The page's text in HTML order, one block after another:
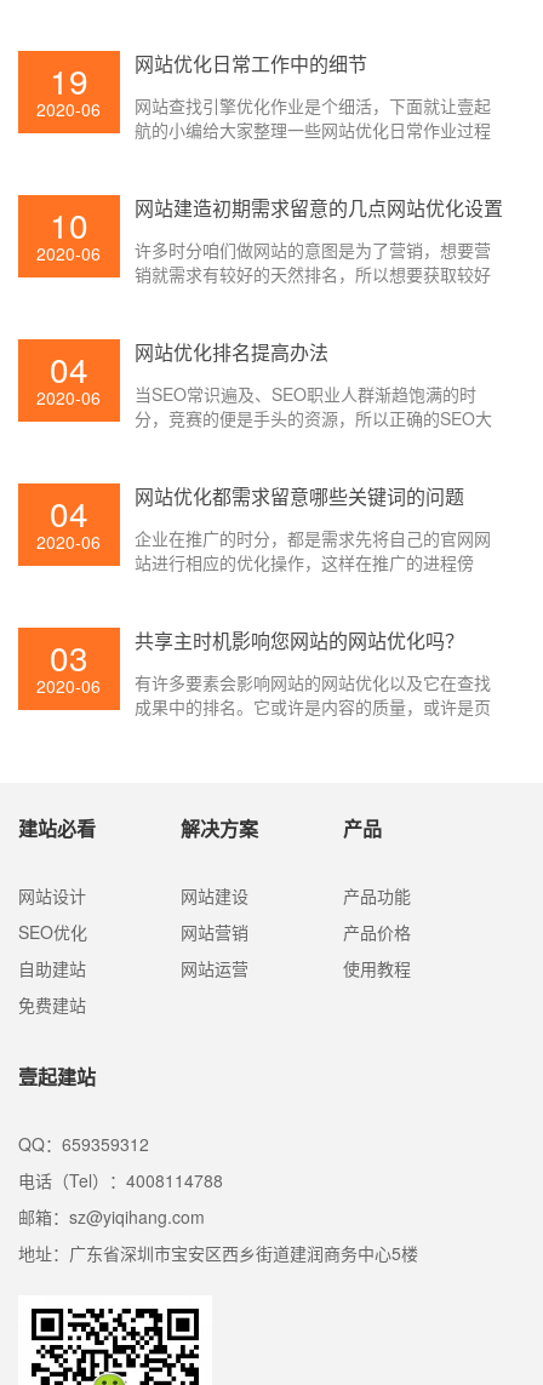
钱，下降网站跳出率，增加访客停留时刻有很大
19
2020-06
网站优化日常工作中的细节
网站查找引擎优化作业是个细活，下面就让壹起
航的小编给大家整理一些网站优化日常作业过程
10
2020-06
网站建造初期需求留意的几点网站优化设置
许多时分咱们做网站的意图是为了营销，想要营
销就需求有较好的天然排名，所以想要获取较好
站获取更好的排名。
04
2020-06
网站优化排名提高办法
当SEO常识遍及、SEO职业人群渐趋饱满的时
分，竞赛的便是手头的资源，所以正确的SEO大
04
2020-06
网站优化都需求留意哪些关键词的问题
企业在推广的时分，都是需求先将自己的官网网
站进行相应的优化操作，这样在推广的进程傍
广，都需求关于网站采纳更要害的优化方法，这
分，都需求留意哪些要害词的问题呢？其实在网
络推广的时分，要害词是一个很重要的组成部
03
2020-06
共享主时机影响您网站的网站优化吗？
有许多要素会影响网站的网站优化以及它在查找
成果中的排名。它或许是内容的质量，或许是页
以及导致网站取得查找排名的原因。
建站必看
网站设计
SEO优化
自助建站
免费建站
解决方案
网站建设
网站营销
网站运营
产品
产品功能
产品价格
使用教程
壹起建站
QQ：659359312
电话（Tel）：4008114788
邮箱：sz@yiqihang.com
地址：广东省深圳市宝安区西乡街道建润商务中心5楼